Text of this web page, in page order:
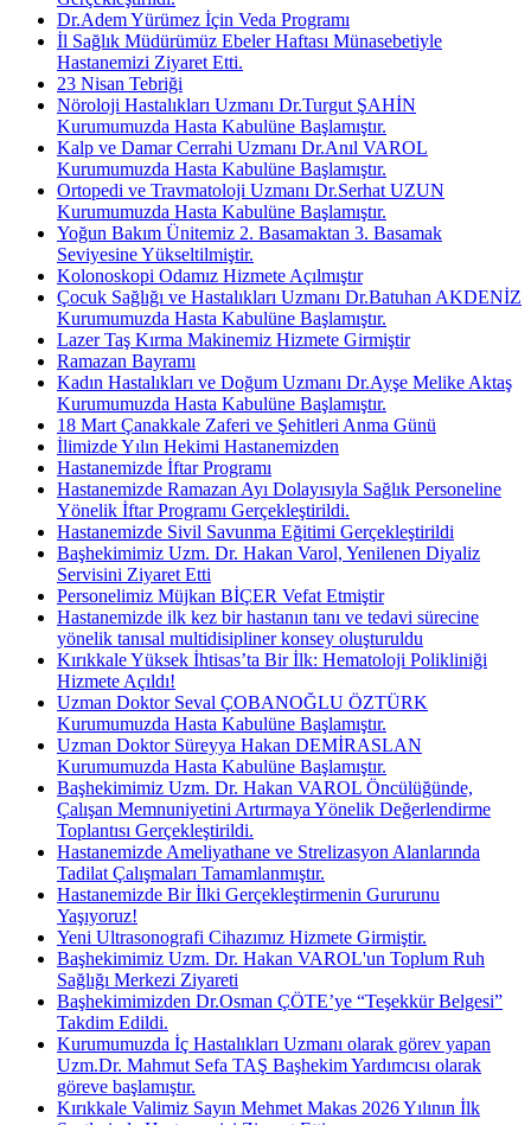
Dr.Adem Yürümez İçin Veda Programı
İl Sağlık Müdürümüz Ebeler Haftası Münasebetiyle
Hastanemizi Ziyaret Etti.
23 Nisan Tebriği
Nöroloji Hastalıkları Uzmanı Dr.Turgut ŞAHİN
Kurumumuzda Hasta Kabulüne Başlamıştır.
Kalp ve Damar Cerrahi Uzmanı Dr.Anıl VAROL
Kurumumuzda Hasta Kabulüne Başlamıştır.
Ortopedi ve Travmatoloji Uzmanı Dr.Serhat UZUN
Kurumumuzda Hasta Kabulüne Başlamıştır.
Yoğun Bakım Ünitemiz 2. Basamaktan 3. Basamak
Seviyesine Yükseltilmiştir.
Kolonoskopi Odamız Hizmete Açılmıştır
Çocuk Sağlığı ve Hastalıkları Uzmanı Dr.Batuhan AKDENİZ
Kurumumuzda Hasta Kabulüne Başlamıştır.
Lazer Taş Kırma Makinemiz Hizmete Girmiştir
Ramazan Bayramı
Kadın Hastalıkları ve Doğum Uzmanı Dr.Ayşe Melike Aktaş
Kurumumuzda Hasta Kabulüne Başlamıştır.
18 Mart Çanakkale Zaferi ve Şehitleri Anma Günü
İlimizde Yılın Hekimi Hastanemizden
Hastanemizde İftar Programı
Hastanemizde Ramazan Ayı Dolayısıyla Sağlık Personeline
Yönelik İftar Programı Gerçekleştirildi.
Hastanemizde Sivil Savunma Eğitimi Gerçekleştirildi
Başhekimimiz Uzm. Dr. Hakan Varol, Yenilenen Diyaliz
Servisini Ziyaret Etti
Personelimiz Müjkan BİÇER Vefat Etmiştir
Hastanemizde ilk kez bir hastanın tanı ve tedavi sürecine
yönelik tanısal multidisipliner konsey oluşturuldu
Kırıkkale Yüksek İhtisas’ta Bir İlk: Hematoloji Polikliniği
Hizmete Açıldı!
Uzman Doktor Seval ÇOBANOĞLU ÖZTÜRK
Kurumumuzda Hasta Kabulüne Başlamıştır.
Uzman Doktor Süreyya Hakan DEMİRASLAN
Kurumumuzda Hasta Kabulüne Başlamıştır.
Başhekimimiz Uzm. Dr. Hakan VAROL Öncülüğünde,
Çalışan Memnuniyetini Artırmaya Yönelik Değerlendirme
Toplantısı Gerçekleştirildi.
Hastanemizde Ameliyathane ve Strelizasyon Alanlarında
Tadilat Çalışmaları Tamamlanmıştır.
Hastanemizde Bir İlki Gerçekleştirmenin Gururunu
Yaşıyoruz!
Yeni Ultrasonografi Cihazımız Hizmete Girmiştir.
Başhekimimiz Uzm. Dr. Hakan VAROL'un Toplum Ruh
Sağlığı Merkezi Ziyareti
Başhekimimizden Dr.Osman ÇÖTE’ye “Teşekkür Belgesi”
Takdim Edildi.
Kurumumuzda İç Hastalıkları Uzmanı olarak görev yapan
Uzm.Dr. Mahmut Sefa TAŞ Başhekim Yardımcısı olarak
göreve başlamıştır.
Kırıkkale Valimiz Sayın Mehmet Makas 2026 Yılının İlk